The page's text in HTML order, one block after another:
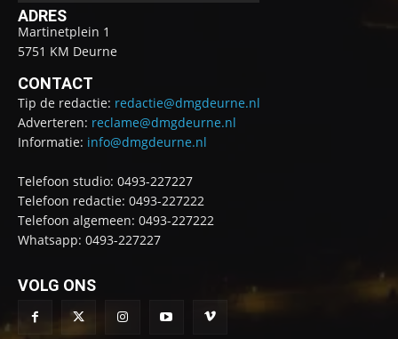
ADRES
Martinetplein 1
5751 KM Deurne
CONTACT
Tip de redactie: redactie@dmgdeurne.nl
Adverteren: reclame@dmgdeurne.nl
Informatie: info@dmgdeurne.nl
Telefoon studio: 0493-227227
Telefoon redactie: 0493-227222
Telefoon algemeen: 0493-227222
Whatsapp: 0493-227227
VOLG ONS